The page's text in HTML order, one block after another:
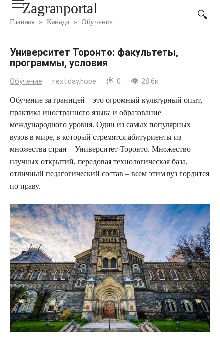
ПерейтиZagranportal
Главная » Канада » Обучение
Университет Торонто: факультеты,
программы, условия
Обучение next.day.hope 0 28.6к.
Обучение за границей – это огромный культурный опыт,
практика иностранного языка и образование
международного уровня. Один из самых популярных
вузов в мире, в который стремятся абитуриенты из
множества стран – Университет Торонто. Множество
научных открытий, передовая технологическая база,
отличный педагогический состав – всем этим вуз гордится
по праву.